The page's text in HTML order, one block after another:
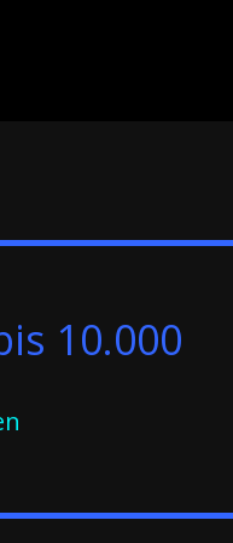
10.000